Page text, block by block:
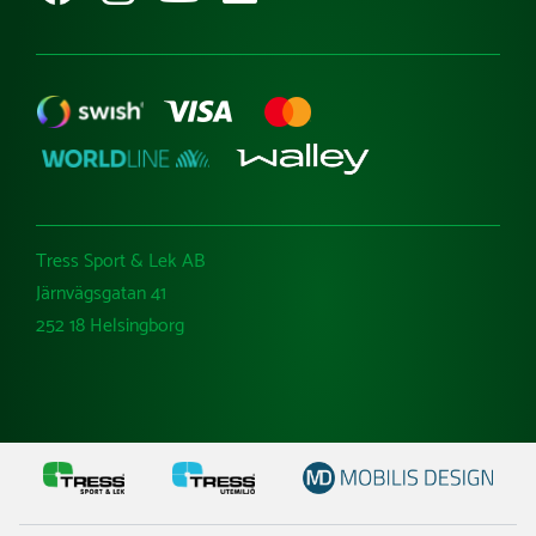
Tress Sport & Lek AB
Järnvägsgatan 41
252 18 Helsingborg